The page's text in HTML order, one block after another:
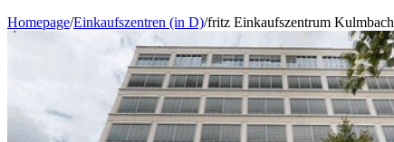
Homepage/Einkaufszentren (in D)/fritz Einkaufszentrum Kulmbach